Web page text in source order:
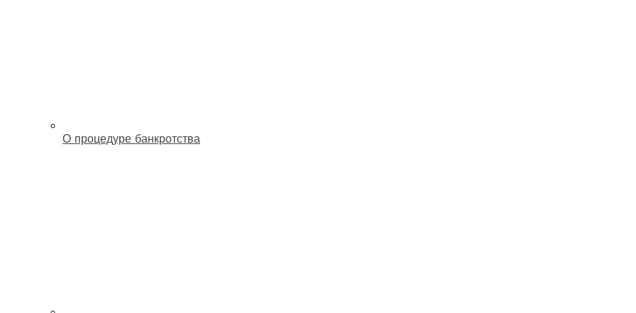
О процедуре банкротства